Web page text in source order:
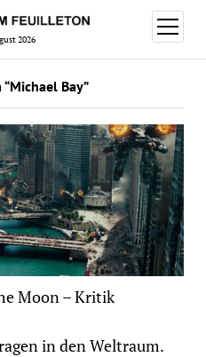
2026
Menü
öffnen
Bay”
Moon – Kritik
in den Weltraum.